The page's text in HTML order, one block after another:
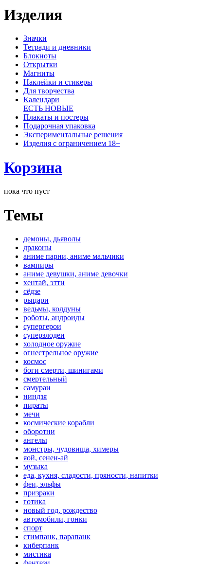
Изделия
Значки
Тетради и дневники
Блокноты
Открытки
Магниты
Наклейки и стикеры
Для творчества
Календари
ЕСТЬ НОВЫЕ
Плакаты и постеры
Подарочная упаковка
Экспериментальные решения
Изделия с ограничением 18+
Корзина
пока что пуст
Темы
демоны, дьяволы
драконы
аниме парни, аниме мальчики
вампиры
аниме девушки, аниме девочки
хентай, этти
сёдзе
рыцари
ведьмы, колдуны
роботы, андроиды
супергерои
суперзлодеи
холодное оружие
огнестрельное оружие
космос
боги смерти, шинигами
смертельный
самураи
ниндзя
пираты
мечи
космические корабли
оборотни
ангелы
монстры, чудовища, химеры
яой, сенен-ай
музыка
еда, кухня, сладости, пряности, напитки
феи, эльфы
призраки
готика
новый год, рождество
автомобили, гонки
спорт
стимпанк, парапанк
киберпанк
мистика